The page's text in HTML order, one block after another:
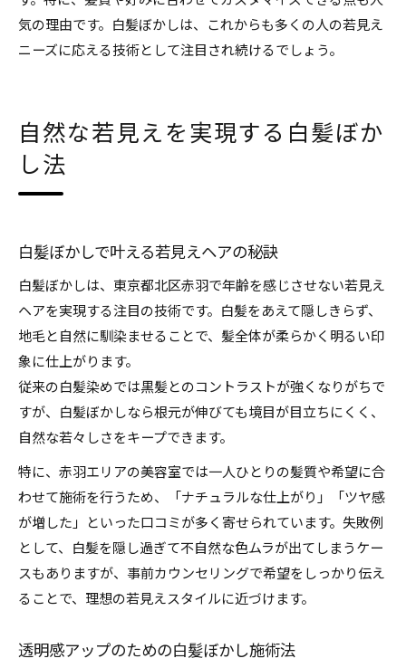
気の理由です。白髪ぼかしは、これからも多くの人の若見え
ニーズに応える技術として注目され続けるでしょう。
自然な若見えを実現する白髪ぼか
し法
白髪ぼかしで叶える若見えヘアの秘訣
白髪ぼかしは、東京都北区赤羽で年齢を感じさせない若見え
ヘアを実現する注目の技術です。白髪をあえて隠しきらず、
地毛と自然に馴染ませることで、髪全体が柔らかく明るい印
象に仕上がります。
従来の白髪染めでは黒髪とのコントラストが強くなりがちで
すが、白髪ぼかしなら根元が伸びても境目が目立ちにくく、
自然な若々しさをキープできます。
特に、赤羽エリアの美容室では一人ひとりの髪質や希望に合
わせて施術を行うため、「ナチュラルな仕上がり」「ツヤ感
が増した」といった口コミが多く寄せられています。失敗例
として、白髪を隠し過ぎて不自然な色ムラが出てしまうケー
スもありますが、事前カウンセリングで希望をしっかり伝え
ることで、理想の若見えスタイルに近づけます。
透明感アップのための白髪ぼかし施術法